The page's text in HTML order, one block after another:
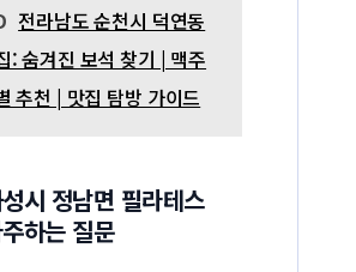
전라남도 순천시 덕연동
: 숨겨진 보석 찾기 | 맥주
추천 | 맛집 탐방 가이드
시 정남면 필라테스
하는 질문